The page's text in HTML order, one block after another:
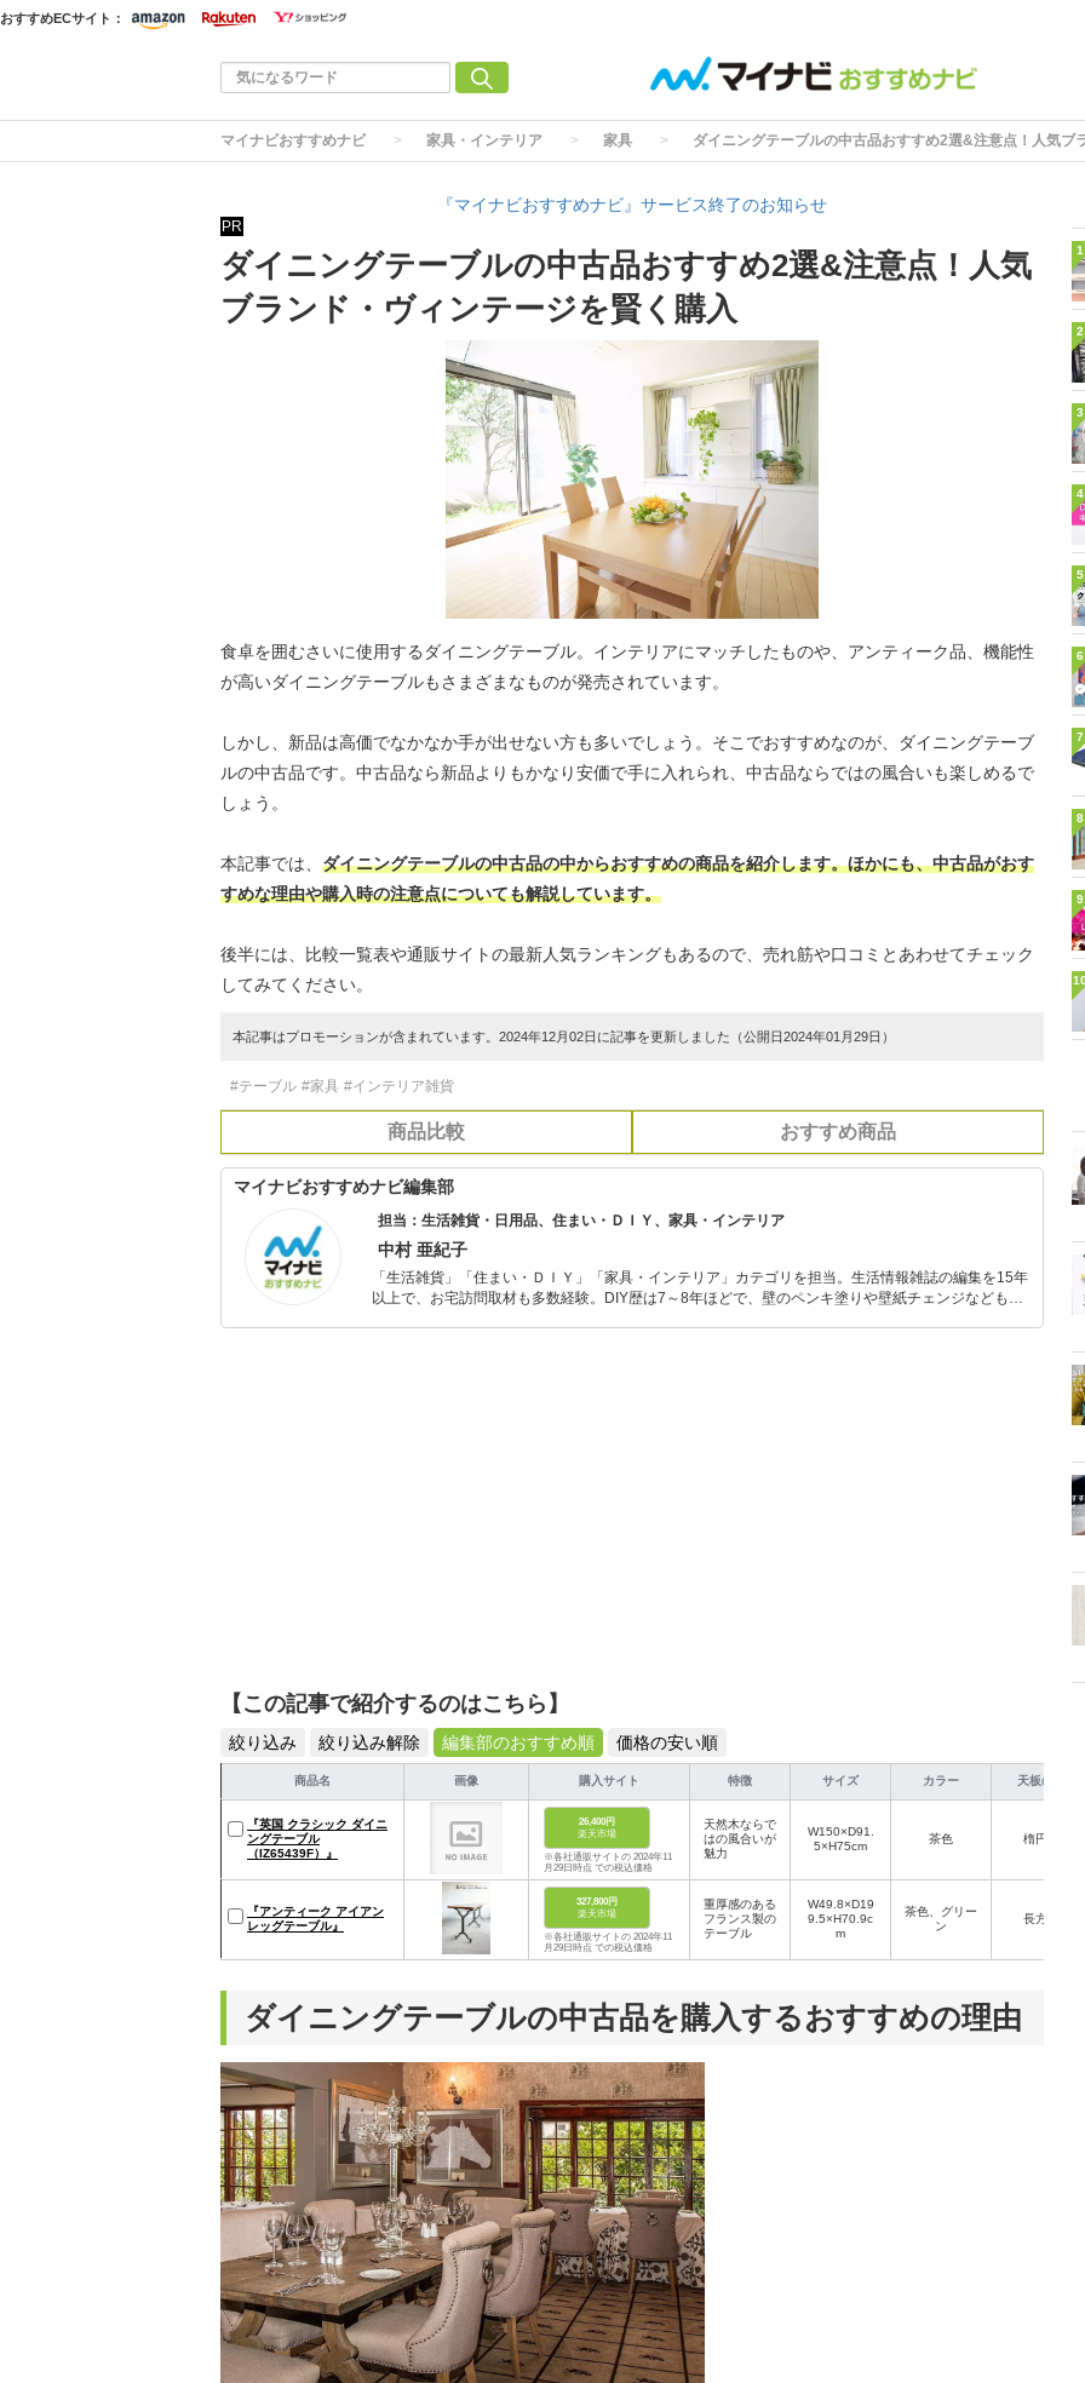
おすすめECサイト：
マイナビおすすめナビ 家具・インテリア 家具 ダイニングテーブルの中古品おすすめ2選&注意点！人気ブ
『マイナビおすすめナビ』サービス終了のお知らせ
PR
ダイニングテーブルの中古品おすすめ2選&注意点！人気
ブランド・ヴィンテージを賢く購入
食卓を囲むさいに使用するダイニングテーブル。インテリアにマッチしたものや、アンティーク品、機能性
が高いダイニングテーブルもさまざまなものが発売されています。
しかし、新品は高価でなかなか手が出せない方も多いでしょう。そこでおすすめなのが、ダイニングテーブ
ルの中古品です。中古品なら新品よりもかなり安価で手に入れられ、中古品ならではの風合いも楽しめるで
しょう。
本記事では、 ダイニングテーブルの中古品の中からおすすめの商品を紹介します。ほかにも、中古品がおす
すめな理由や購入時の注意点についても解説しています。
後半には、比較一覧表や通販サイトの最新人気ランキングもあるので、売れ筋や口コミとあわせてチェック
してみてください。
本記事はプロモーションが含まれています。2024年12月02日に記事を更新しました（公開日2024年01月29日）
#テーブル #家具 #インテリア雑貨
商品比較 おすすめ商品
マイナビおすすめナビ編集部
担当：生活雑貨・日用品、住まい・ＤＩＹ、家具・インテリア
中村 亜紀子
「生活雑貨」「住まい・ＤＩＹ」「家具・インテリア」カテゴリを担当。生活情報雑誌の編集を15年
以上で、お宅訪問取材も多数経験。DIY歴は7～8年ほどで、壁のペンキ塗りや壁紙チェンジなどもチ
【この記事で紹介するのはこちら】
絞り込み 絞り込み解除 編集部のおすすめ順 価格の安い順
商品名 画像 購入サイト 特徴 サイズ カラー 天板の形
『英国 クラシック ダイニ
ングテーブル
（IZ65439F）』
26,400円
楽天市場
※各社通販サイトの 2024年11
月29日時点 での税込価格
天然木ならで
はの風合いが
魅力
W150×D91.
5×H75cm
茶色 楕円形
『アンティーク アイアン
レッグテーブル』
327,800円
楽天市場
※各社通販サイトの 2024年11
月29日時点 での税込価格
重厚感のある
フランス製の
テーブル
W49.8×D19
9.5×H70.9c
m
茶色、グリー
ン
長方形
ダイニングテーブルの中古品を購入するおすすめの理由
1
2
3
4
5
6
7
8
9